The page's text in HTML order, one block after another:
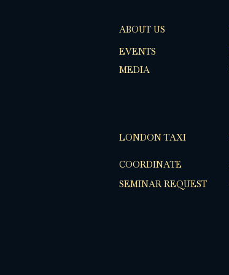
ABOUT US
EVENTS
MEDIA
LONDON TAXI
COORDINATE
SEMINAR REQUEST